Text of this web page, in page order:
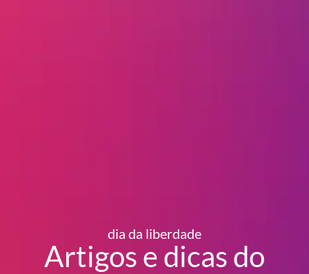
dia da liberdade
Artigos e dicas do